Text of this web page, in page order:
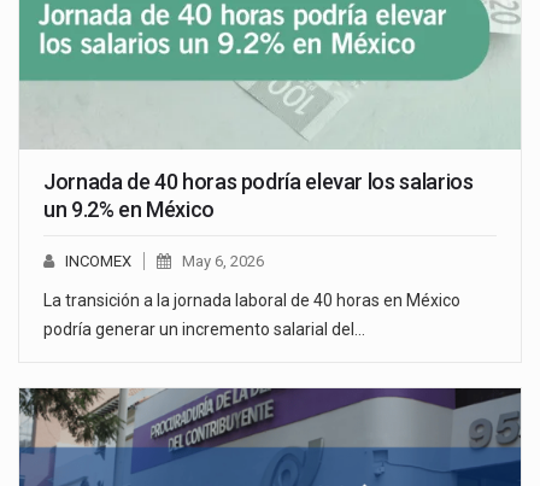
Jornada de 40 horas podría elevar los salarios
un 9.2% en México
INCOMEX May 6, 2026
La transición a la jornada laboral de 40 horas en México
podría generar un incremento salarial del…